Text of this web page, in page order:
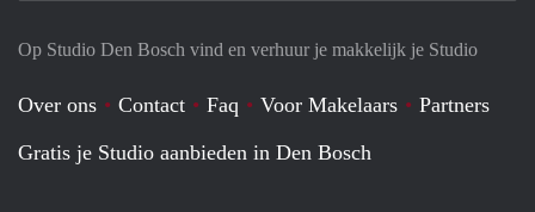
Op Studio Den Bosch vind en verhuur je makkelijk je Studio
Over ons Contact Faq Voor Makelaars
Partners
Gratis je Studio aanbieden in Den Bosch